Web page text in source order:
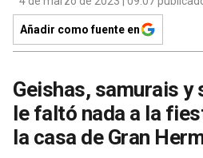
Añadir como fuente en
Geishas, samurais y
le faltó nada a la
la casa de Gran